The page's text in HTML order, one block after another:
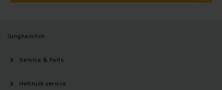
Jungheinrich
Service & Parts
Heftruck service